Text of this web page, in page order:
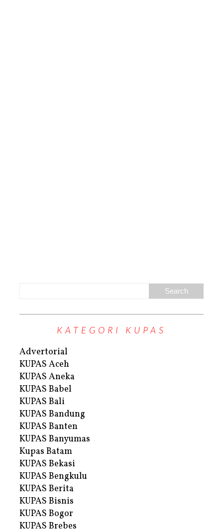
KATEGORI KUPAS
Advertorial
KUPAS Aceh
KUPAS Aneka
KUPAS Babel
KUPAS Bali
KUPAS Bandung
KUPAS Banten
KUPAS Banyumas
Kupas Batam
KUPAS Bekasi
KUPAS Bengkulu
KUPAS Berita
KUPAS Bisnis
KUPAS Bogor
KUPAS Brebes